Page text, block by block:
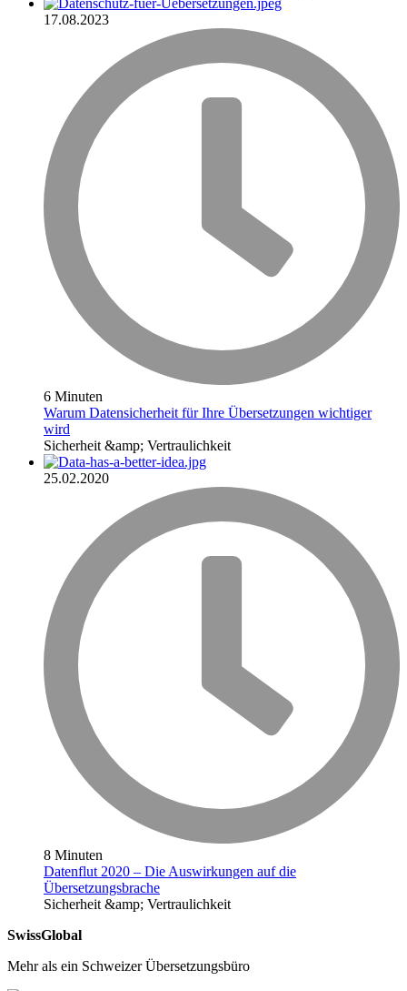
17.08.2023
6 Minuten
Warum Datensicherheit für Ihre Übersetzungen wichtiger
wird
Sicherheit &amp; Vertraulichkeit
25.02.2020
8 Minuten
Datenflut 2020 – Die Auswirkungen auf die
Übersetzungsbrache
Sicherheit &amp; Vertraulichkeit
SwissGlobal
Mehr als ein Schweizer Übersetzungsbüro